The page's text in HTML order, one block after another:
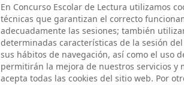
En Concurso Escolar de Lectura utilizamos
técnicas que garantizan el correcto
adecuadamente las sesiones; también
determinadas características de la sesión
sus hábitos de navegación, así como el uso
permitirán la mejora de nuestros servicios
acepta todas las cookies del sitio web. Por